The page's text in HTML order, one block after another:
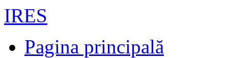
IRES
Pagina principală